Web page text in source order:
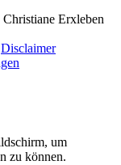
Erxleben
Disclaimer
um
zu können.